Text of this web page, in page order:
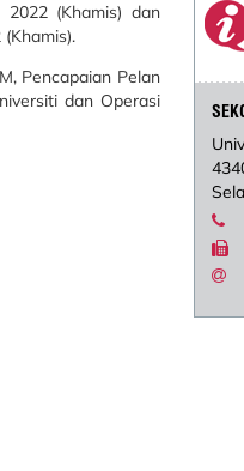
(Khamis) dan
Pencapaian Pelan
dan Operasi